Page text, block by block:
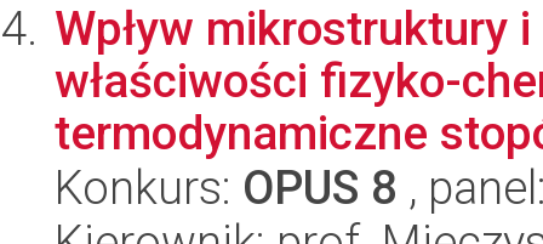
Wpływ mikrostruktury
właściwości fizyko-
termodynamiczne
Konkurs: OPUS 8 ,